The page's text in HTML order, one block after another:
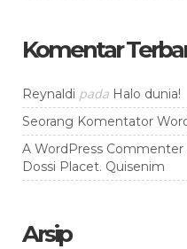
Komentar
Reynaldi pada Halo dunia!
Seorang Komentator
A WordPress Commenter
Dossi Placet. Quisenim
Arsip